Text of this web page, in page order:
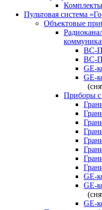
Комплекты
Пультовая система
Объектовые
ВС-
ВС-
GE-
GE-
Приборы с
GE-
GE-
GE-